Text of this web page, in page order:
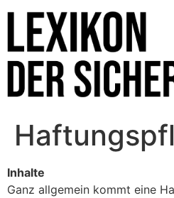
Inhalte
Ganz allgemein kommt eine